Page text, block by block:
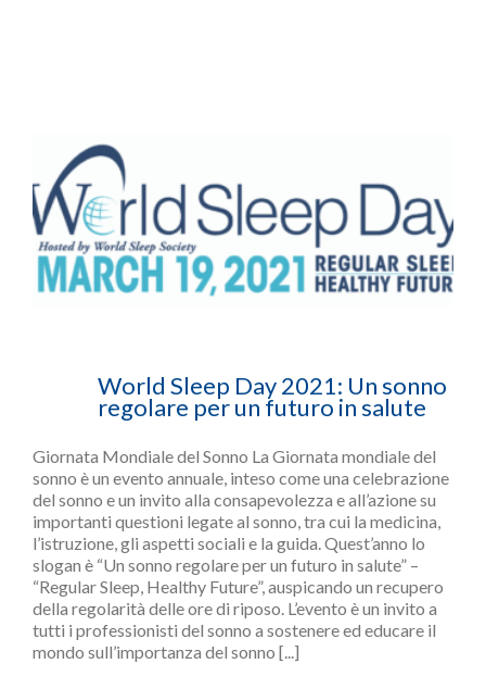
World Sleep Day 2021: Un sonno
regolare per un futuro in salute
Giornata Mondiale del Sonno La Giornata mondiale del
sonno è un evento annuale, inteso come una celebrazione
del sonno e un invito alla consapevolezza e all’azione su
importanti questioni legate al sonno, tra cui la medicina,
l’istruzione, gli aspetti sociali e la guida. Quest’anno lo
slogan è “Un sonno regolare per un futuro in salute” –
“Regular Sleep, Healthy Future”, auspicando un recupero
della regolarità delle ore di riposo. L’evento è un invito a
tutti i professionisti del sonno a sostenere ed educare il
mondo sull’importanza del sonno [...]